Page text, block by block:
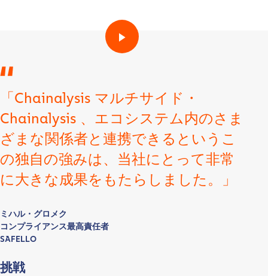
「Chainalysis マルチサイド・
Chainalysis 、エコシステム内のさま
ざまな関係者と連携できるというこ
の独自の強みは、当社にとって非常
に大きな成果をもたらしました。」
ミハル・グロメク
コンプライアンス最高責任者
SAFELLO
挑戦